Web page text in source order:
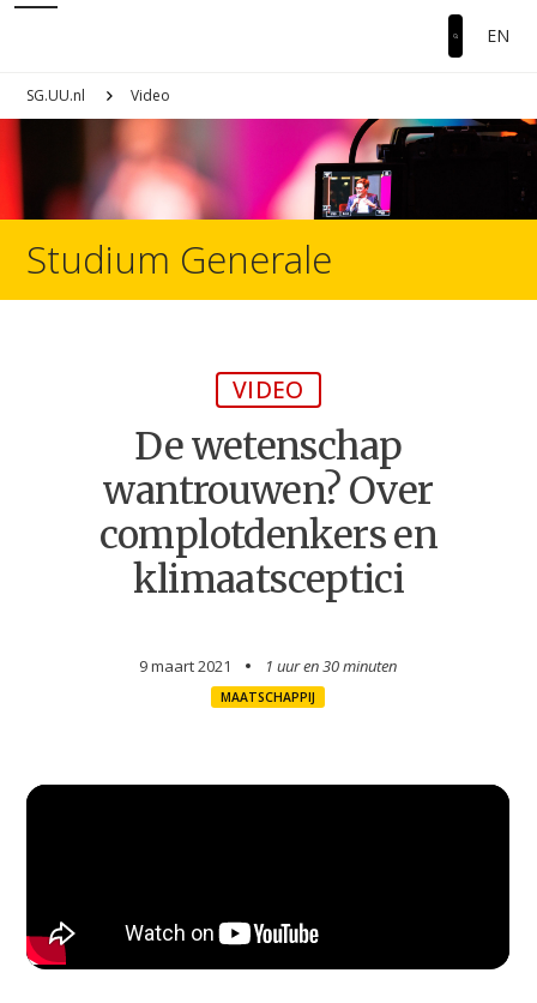
EN
SG.UU.nl Video
Studium Generale
VIDEO
De wetenschap
wantrouwen? Over
complotdenkers en
klimaatsceptici
9 maart 2021 1 uur en30 minuten
MAATSCHAPPIJ